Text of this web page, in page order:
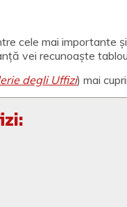
cele mai importante
vei recunoaște
degli Uffizi) mai